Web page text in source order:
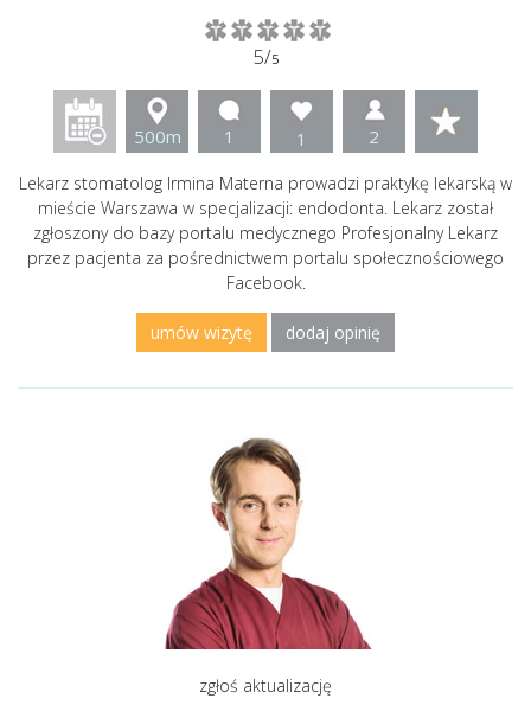
5/5
500m 1 1 2
Lekarz stomatolog Irmina Materna prowadzi praktykę lekarską w
mieście Warszawa w specjalizacji: endodonta. Lekarz został
zgłoszony do bazy portalu medycznego Profesjonalny Lekarz
przez pacjenta za pośrednictwem portalu społecznościowego
Facebook.
umów wizytę dodaj opinię
zgłoś aktualizację